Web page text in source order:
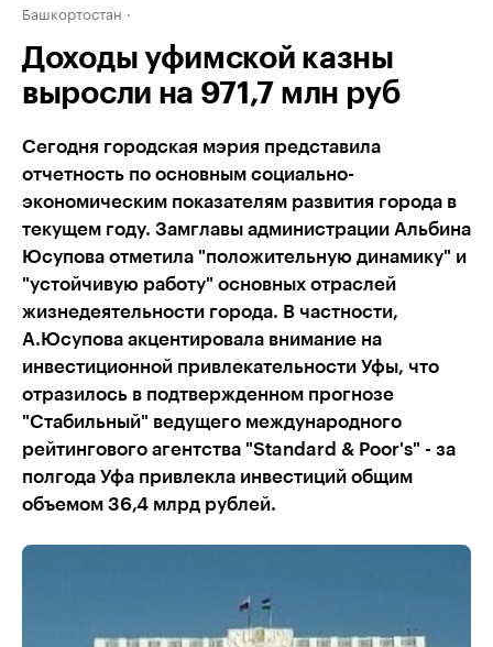
Башкортостан
Доходы уфимской казны
выросли на 971,7 млн руб
Сегодня городская мэрия представила
отчетность по основным социально-
экономическим показателям развития города в
текущем году. Замглавы администрации Альбина
Юсупова отметила "положительную динамику" и
"устойчивую работу" основных отраслей
жизнедеятельности города. В частности,
А.Юсупова акцентировала внимание на
инвестиционной привлекательности Уфы, что
отразилось в подтвержденном прогнозе
"Стабильный" ведущего международного
рейтингового агентства "Standard & Poor's" - за
полгода Уфа привлекла инвестиций общим
объемом 36,4 млрд рублей.